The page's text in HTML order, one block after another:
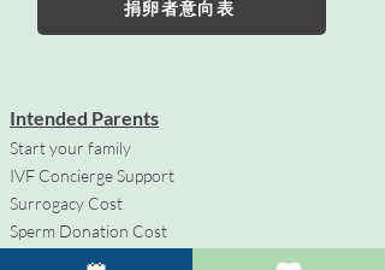
捐卵者意向表
Intended Parents
Start your family
IVF Concierge Support
Surrogacy Cost
Sperm Donation Cost
Egg Donation Cost